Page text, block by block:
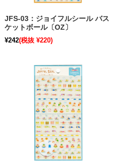
JFS-03：ジョイフルシール バス
ケットボール〔OZ〕
¥242(税抜 ¥220)